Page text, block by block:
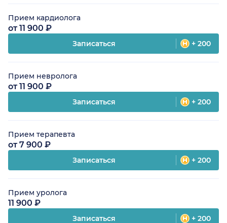
Прием кардиолога
от 11 900 ₽
Записаться + 200
Прием невролога
от 11 900 ₽
Записаться + 200
Прием терапевта
от 7 900 ₽
Записаться + 200
Прием уролога
11 900 ₽
Записаться + 200